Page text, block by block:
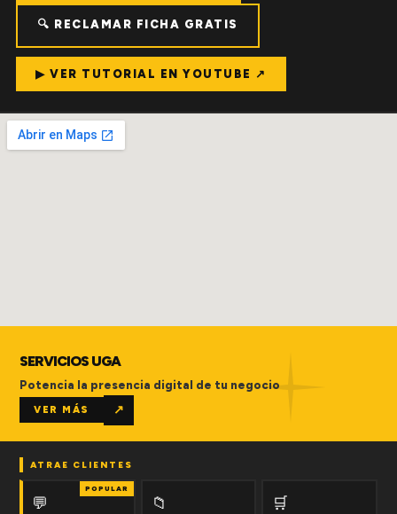
🔍 RECLAMAR FICHA GRATIS
▶ VER TUTORIAL EN YOUTUBE ↗
SERVICIOS UGA
Potencia la presencia digital de tu negocio
VER MÁS ↗
ATRAE CLIENTES
POPULAR
💬 📁 🛒